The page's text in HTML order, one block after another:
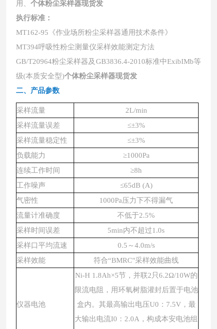
用、个体粉尘采样器现货发
执行标准：
MT162-95《作业场所粉尘采样器通用技术条件》
MT394呼吸性粉尘测量仪采样效能测定方法
GB/T20964粉尘采样器及GB3836.4-2010标准中ExibIMb等
级(本质安全型)个体粉尘采样器现货发
二、产品参数
采样流量
2L/min
采样流量误差
≤±3%
采样流量稳定性
≤±3%
负载能力
≥1000Pa
连续工作时间
≥8h
工作噪声
≤65dB (A)
气密性
1000Pa压力下不得漏气
流量计准确度
不低于2.5%
采样时间误差
5min内不超过1.0s
采样口平均流速
0.5～4.0m/s
采样效能
符合“BMRC"采样效能曲线
仪器电池
Ni-H 1.8Ah×5节，并联2只6.2Ω/10W的
限流电阻，用环氧树脂灌封后置于电池
盒内。其最高输出电压U0：7.5V，最
大输出电流I0：2.0A，构成本安电池组